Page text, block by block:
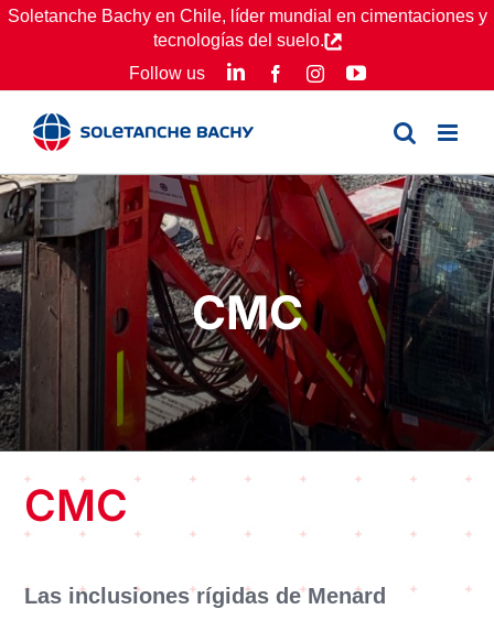
Skip
Soletanche Bachy en Chile, líder mundial en cimentaciones y
tecnologías del suelo.
Follow us
LinkedInFacebookInstagramYouTube
CMC
CMC
Las inclusiones rígidas de Menard